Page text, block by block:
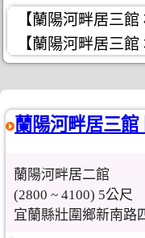
【蘭陽河畔居三館
【蘭陽河畔居三館
蘭陽河畔居三館
蘭陽河畔居二館
(2800 ~ 4100) 5公尺
宜蘭縣壯圍鄉新南路